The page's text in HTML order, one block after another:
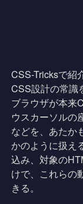
CSS-Tricksで紹
CSS設計の常識
ブラウザが本来
ウスカーソルの
などを、あたか
かのように扱え
込み、対象の
けで、これらの
きる。